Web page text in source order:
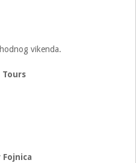
vikenda.
Tours
Fojnica